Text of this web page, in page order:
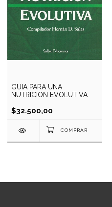
GUIA PARA UNA
NUTRICION EVOLUTIVA
$32.500,00